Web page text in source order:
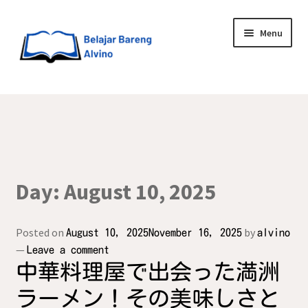
Menu
ABOUT ME
Day: August 10, 2025
Posted on August 10, 2025November 16, 2025 byalvino
— Leave a comment
中華料理屋で出会った満洲
ラーメン！その美味しさと